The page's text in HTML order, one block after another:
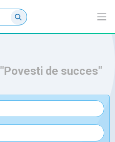
"Povesti de succes"